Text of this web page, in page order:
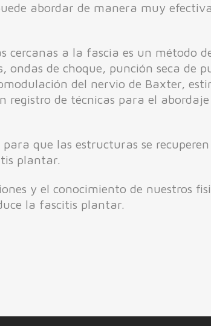
abordar de manera muy
cercanas a la fascia es un método
de choque, punción seca de
del nervio de Baxter,
de técnicas para el
que las estructuras se
plantar.
y el conocimiento de nuestros
la fascitis plantar.